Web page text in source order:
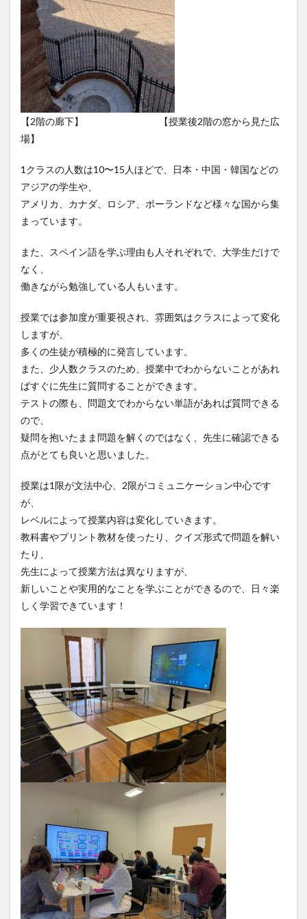
【2階の廊下】 【授業後2階の窓から見た広
場】
1クラスの人数は10〜15人ほどで、日本・中国・韓国などの
アジアの学生や、
アメリカ、カナダ、ロシア、ポーランドなど様々な国から集
まっています。
また、スペイン語を学ぶ理由も人それぞれで、大学生だけで
なく、
働きながら勉強している人もいます。
授業では参加度が重要視され、雰囲気はクラスによって変化
しますが、
多くの生徒が積極的に発言しています。
また、少人数クラスのため、授業中でわからないことがあれ
ばすぐに先生に質問することができます。
テストの際も、問題文でわからない単語があれば質問できる
ので、
疑問を抱いたまま問題を解くのではなく、先生に確認できる
点がとても良いと思いました。
授業は1限が文法中心、2限がコミュニケーション中心です
が、
レベルによって授業内容は変化していきます。
教科書やプリント教材を使ったり、クイズ形式で問題を解い
たり、
先生によって授業方法は異なりますが、
新しいことや実用的なことを学ぶことができるので、日々楽
しく学習できています！